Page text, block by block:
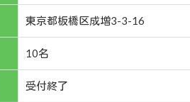
東京都板橋区成増3-3-16
10名
受付終了